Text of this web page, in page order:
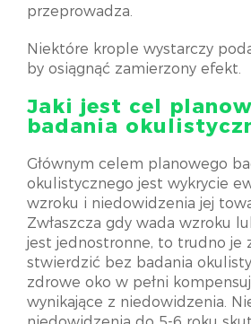
przeprowadza.
Niektóre krople wystarczy
by osiągnąć zamierzony efekt.
Jaki jest cel
badania
Głównym celem planowego
okulistycznego jest wykrycie
wzroku i niedowidzenia jej
Zwłaszcza gdy wada wzroku
jest jednostronne, to trudno je
stwierdzić bez badania
zdrowe oko w pełni
wynikające z niedowidzenia.